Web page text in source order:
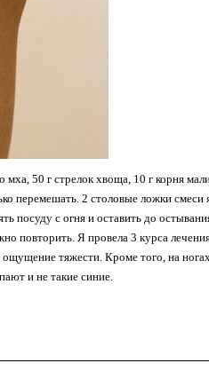
мха, 50 г стре­лок хвоща, 10 г корня
перемешать. 2 столовые ложки смеси
посуду с огня и оставить до
по­вторить. Я провела 3 курса
тяжести. Кро­ме того, на
и не такие синие.